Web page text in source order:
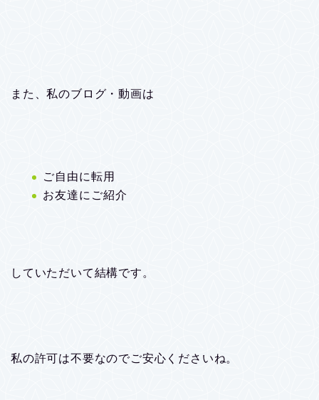
また、私のブログ・動画は
ご自由に転用
お友達にご紹介
していただいて結構です。
私の許可は不要なのでご安心くださいね。